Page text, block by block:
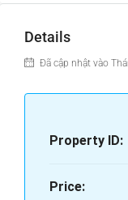
Details
Đã cập nhật vào
Property ID:
Price: